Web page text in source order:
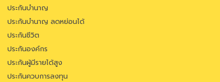
ประกันบำนาญ
ประกันบำนาญ ลดหย่อนได้
ประกันชีวิต
ประกันองค์กร
ประกันผู้มีรายได้สูง
ประกันควบการลงทุน